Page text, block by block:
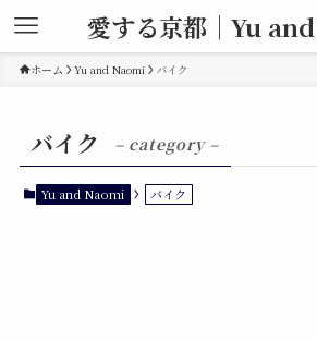
愛する京都｜Yu
ホーム Yu and Naomi バイク
バイク – category –
Yu and Naomi バイク